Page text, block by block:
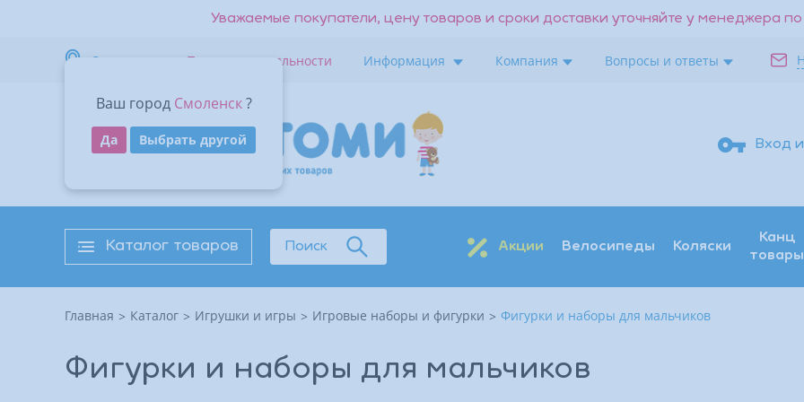
Уважаемые покупатели, цену товаров и сроки доставки уточняйте у менеджера
Ваш город Смоленск?
Да Выбрать другой
Смоленск Программа лояльности Информация Компания Вопросы и ответы
Вход
Каталог товаров Поиск Акции Велосипеды Коляски
Канц
товары
Главная Каталог Игрушки и игры Игровые наборы и фигурки Фигурки и наборы для мальчиков
Фигурки и наборы для мальчиков
Поиск
Получить код
Войти